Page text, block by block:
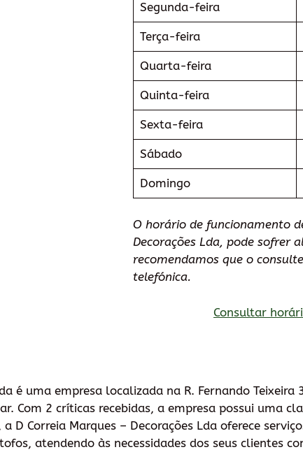
Segunda-feira
Terça-feira
Quarta-feira
Quinta-feira
Sexta-feira
Sábado
Domingo
O horário de funcionamento
Decorações Lda, pode sofrer
recomendamos que o
telefónica.
Consultar
é uma empresa localizada na R. Fernando
Com 2 críticas recebidas, a empresa possui uma
D Correia Marques – Decorações Lda oferece
atendendo às necessidades dos seus clientes